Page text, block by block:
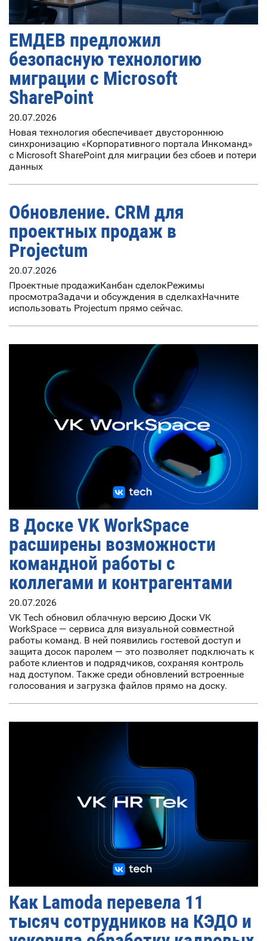
ЕМДЕВ предложил
безопасную технологию
миграции с Microsoft
SharePoint
20.07.2026
Новая технология обеспечивает двустороннюю
синхронизацию «Корпоративного портала Инкоманд»
с Microsoft SharePoint для миграции без сбоев и потери
данных
Обновление. CRM для
проектных продаж в
Projectum
20.07.2026
Проектные продажиКанбан сделокРежимы
просмотраЗадачи и обсуждения в сделкахНачните
использовать Projectum прямо сейчас.
В Доске VK WorkSpace
расширены возможности
командной работы с
коллегами и контрагентами
20.07.2026
VK Tech обновил облачную версию Доски VK
WorkSpace — сервиса для визуальной совместной
работы команд. В ней появились гостевой доступ и
защита досок паролем — это позволяет подключать к
работе клиентов и подрядчиков, сохраняя контроль
над доступом. Также среди обновлений встроенные
голосования и загрузка файлов прямо на доску.
Как Lamoda перевела 11
тысяч сотрудников на КЭДО и